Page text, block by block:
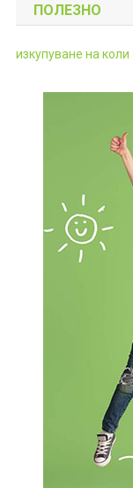
ПОЛЕЗНО
изкупуване на коли